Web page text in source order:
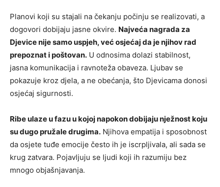
Planovi koji su stajali na čekanju počinju se realizovati, a
dogovori dobijaju jasne okvire. Najveća nagrada za
Djevice nije samo uspjeh, već osjećaj da je njihov rad
prepoznat i poštovan. U odnosima dolazi stabilnost,
jasna komunikacija i ravnoteža obaveza. Ljubav se
pokazuje kroz djela, a ne obećanja, što Djevicama donosi
osjećaj sigurnosti.
Ribe ulaze u fazu u kojoj napokon dobijaju nježnost koju
su dugo pružale drugima. Njihova empatija i sposobnost
da osjete tuđe emocije često ih je iscrpljivala, ali sada se
krug zatvara. Pojavljuju se ljudi koji ih razumiju bez
mnogo objašnjavanja.